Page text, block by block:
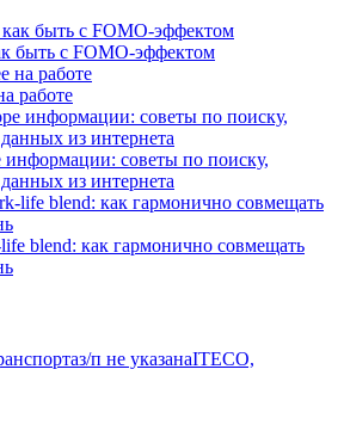
быть с FOMO-эффектом
работе
информации: советы по поиску,
из интернета
blend: как гармонично совмещать
з/п не указанаITECO,